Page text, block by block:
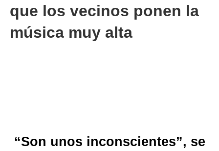
que los vecinos ponen la
música muy alta
“Son unos inconscientes”, se